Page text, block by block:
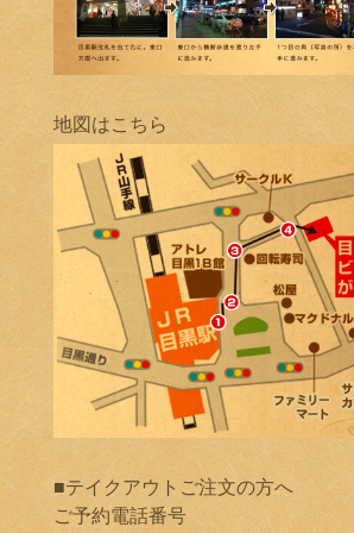
地図はこちら
■テイクアウトご注文の方へ
ご予約電話番号